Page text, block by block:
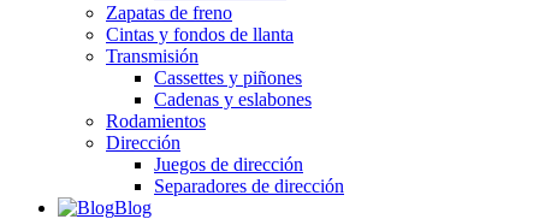
Zapatas de freno
Cintas y fondos de llanta
Transmisión
Cassettes y piñones
Cadenas y eslabones
Rodamientos
Dirección
Juegos de dirección
Separadores de dirección
Blog